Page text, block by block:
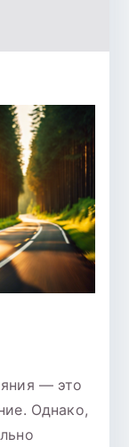
— это
Однако,